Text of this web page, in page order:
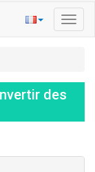
la
des